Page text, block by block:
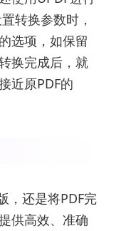
转换参数时，
选项，如保留
换完成后，就
近原PDF的
，还是将PDF完
供高效、准确